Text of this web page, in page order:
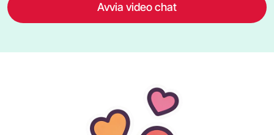
Avvia video chat